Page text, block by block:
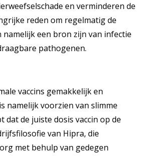
en verminderen de
reden om regelmatig de
een bron zijn van infectie
pathogenen.
vaccins gemakkelijk en
namelijk voorzien van slimme
de juiste dosis vaccin op de
van Hipra, die
met behulp van gedegen